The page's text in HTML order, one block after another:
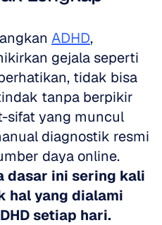
ADHD,
gejala seperti
tidak bisa
tanpa berpikir
sifat yang muncul
diagnostik resmi
dasar ini sering kali
hal yang dialami
setiap hari.